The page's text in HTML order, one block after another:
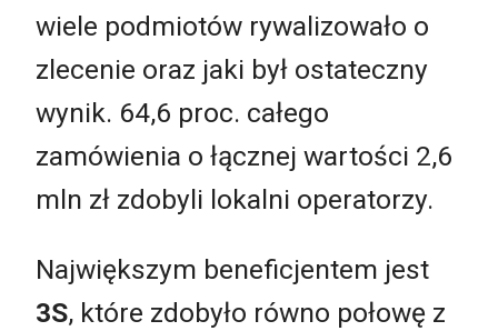
wiele podmiotów rywalizowało o
zlecenie oraz jaki był ostateczny
wynik. 64,6 proc. całego
zamówienia o łącznej wartości 2,6
mln zł zdobyli lokalni operatorzy.
Największym beneficjentem jest
3S, które zdobyło równo połowę z